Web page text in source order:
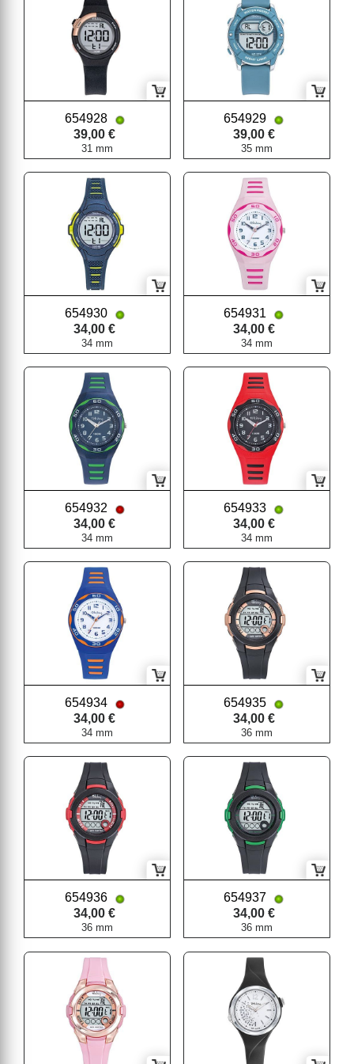
654928
39,00 €
31 mm
654929
39,00 €
35 mm
654930
34,00 €
34 mm
654931
34,00 €
34 mm
654932
34,00 €
34 mm
654933
34,00 €
34 mm
654934
34,00 €
34 mm
654935
34,00 €
36 mm
654936
34,00 €
36 mm
654937
34,00 €
36 mm